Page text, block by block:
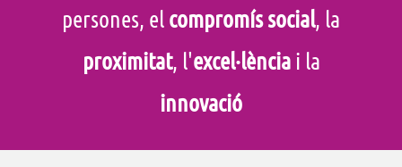
persones, el compromís social, la
proximitat, l'excel·lènciai la
innovació